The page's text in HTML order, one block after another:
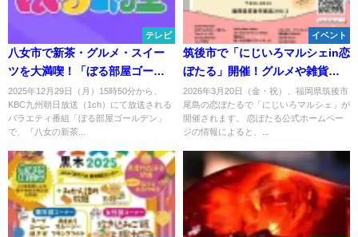
テレビ
八女市で新茶・グルメ・スイー
ツを大満喫！「ぼる部屋ゴール
デン」12月29日放送
2025年12月29日（月）15時50分から、
KBC九州朝日放送（1ch）にて放送される
バラエティ番組「ぼる部屋ゴールデン」
で、『八女の新茶...
イベント
筑後市で「にじいろマルシェin恋
ぼたる」開催！グルメや雑貨な
ど30店舗以上が出店
2026年3月20日（金・祝）、福岡県筑後市
尾島の恋ぼたるで「にじいろマルシェ」が
開催されます。 恋ぼたる公式ホームペー
ジの情報によると、...